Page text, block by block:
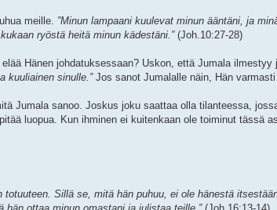
meille. ”Minun lampaani kuulevat minun ääntäni, ja
ryöstä heitä minun kädestäni.”(Joh.10:27-28)
Hänen johdatuksessaan? Uskon, että Jumala
kuuliainen sinulle.”Jos sanot Jumalalle näin, Hän varmasti
Jumala sanoo. Joskus joku saattaa olla tilanteessa,
luopua. Kun ihminen ei kuitenkaan ole toiminut tässä
Sillä se, mitä hän puhuu, ei ole hänestä